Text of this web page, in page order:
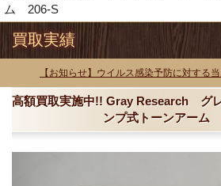
ム 206-S
買取実績
【お知らせ】ウイルス感染予防に対する
高額買取実施中!! Gray Research グ
ンプ式トーンアーム